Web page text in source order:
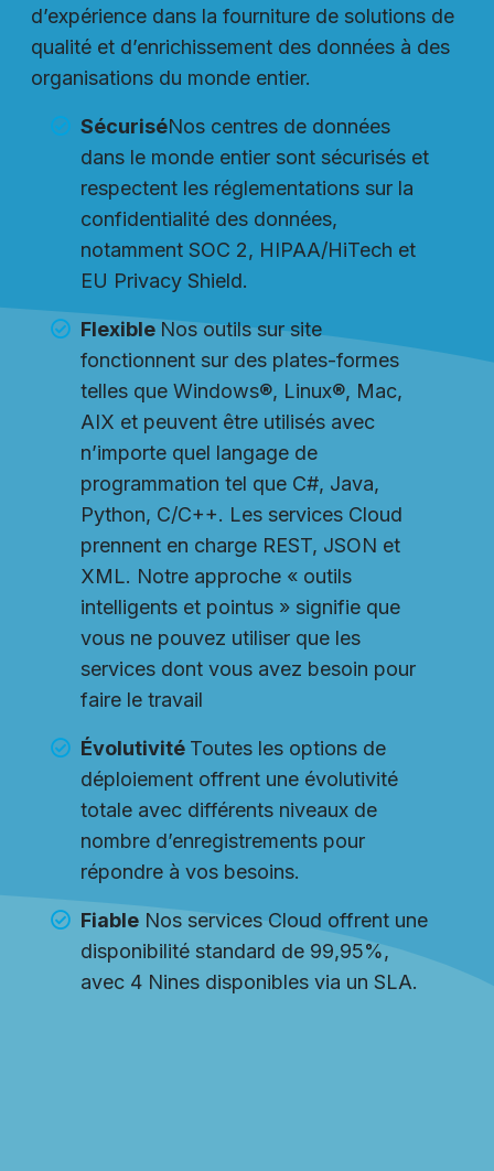
d’expérience dans la fourniture de solutions de
qualité et d’enrichissement des données à des
organisations du monde entier.
SécuriséNos centres de données
dans le monde entier sont sécurisés et
respectent les réglementations sur la
confidentialité des données,
notamment SOC 2, HIPAA/HiTech et
EU Privacy Shield.
Flexible Nos outils sur site
fonctionnent sur des plates-formes
telles que Windows®, Linux®, Mac,
AIX et peuvent être utilisés avec
n’importe quel langage de
programmation tel que C#, Java,
Python, C/C++. Les services Cloud
prennent en charge REST, JSON et
XML. Notre approche « outils
intelligents et pointus » signifie que
vous ne pouvez utiliser que les
services dont vous avez besoin pour
faire le travail
Évolutivité Toutes les options de
déploiement offrent une évolutivité
totale avec différents niveaux de
nombre d’enregistrements pour
répondre à vos besoins.
Fiable Nos services Cloud offrent une
disponibilité standard de 99,95%,
avec 4 Nines disponibles via un SLA.